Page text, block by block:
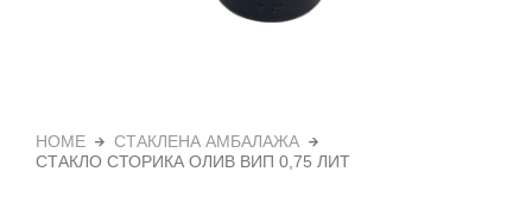
HOME
СТАКЛЕНА АМБАЛАЖА
СТАКЛО СТОРИКА ОЛИВ ВИП 0,75 ЛИТ